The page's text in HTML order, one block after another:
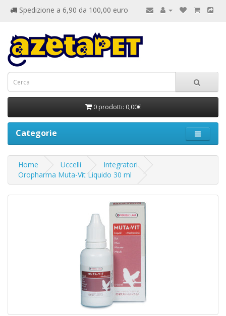
Spedizione a 6,90 da 100,00 euro
0 prodotti: 0,00€
Categorie
Home Uccelli
Integratori
Oropharma Muta-Vit Liquido 30 ml